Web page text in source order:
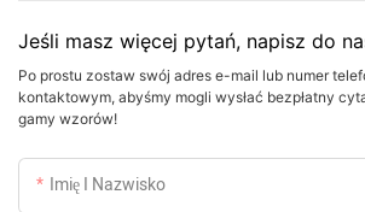
Jeśli masz więcej pytań, napisz do
Po prostu zostaw swój adres e-mail lub numer
kontaktowym, abyśmy mogli wysłać bezpłatny
gamy wzorów!
Imię I Nazwisko